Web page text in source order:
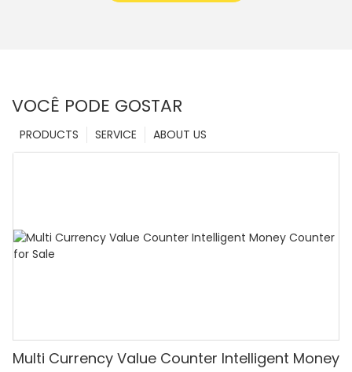
VOCÊ PODE GOSTAR
ABOUT US
SERVICE
PRODUCTS
Multi Currency Value Counter Intelligent Money